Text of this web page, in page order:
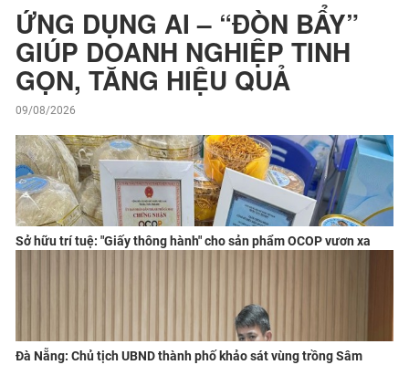
ỨNG DỤNG AI – “ĐÒN BẨY”
GIÚP DOANH NGHIỆP TINH
GỌN, TĂNG HIỆU QUẢ
09/08/2026
Sở hữu trí tuệ: "Giấy thông hành" cho sản phẩm OCOP vươn xa
Đà Nẵng: Chủ tịch UBND thành phố khảo sát vùng trồng Sâm